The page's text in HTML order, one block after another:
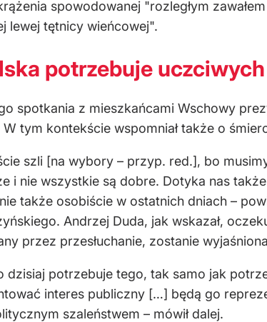
spowodowanej "rozległym
lewej tętnicy wieńcowej".
potrzebuje
spotkania z mieszkańcami Wschowy
tym kontekście wspomniał także o
szli [na wybory – przyp. red.], bo
i nie wszystkie są dobre. Dotyka nas
także osobiście w ostatnich dniach –
Andrzej Duda, jak wskazał,
przez przesłuchanie, zostanie
dzisiaj potrzebuje tego, tak samo jak
interes publiczny […] będą go
szaleństwem – mówił dalej.